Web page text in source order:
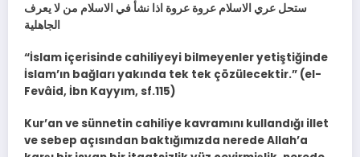
ستحل عري الاسلام عروة عروة اذا نشأ في الاسلام من لا يعرف
الجاهلية
“İslam içerisinde cahiliyeyi bilmeyenler yetiştiğinde
İslam’ın bağları yakında tek tek çözülecektir.” (el-
Fevâid, İbn Kayyım, sf.115)
Kur’an ve sünnetin cahiliye kavramını kullandığı illet
ve sebep açısından baktığımızda nerede Allah’a